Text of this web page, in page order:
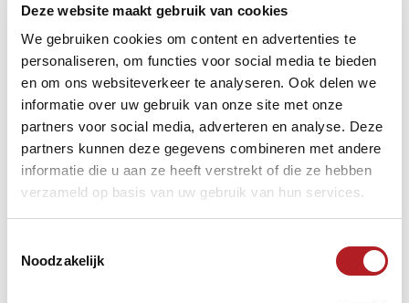
Deze website maakt gebruik van cookies
We gebruiken cookies om content en advertenties te
personaliseren, om functies voor social media te bieden
en om ons websiteverkeer te analyseren. Ook delen we
informatie over uw gebruik van onze site met onze
partners voor social media, adverteren en analyse. Deze
partners kunnen deze gegevens combineren met andere
informatie die u aan ze heeft verstrekt of die ze hebben
verzameld op basis van uw gebruik van hun services.
Noodzakelijk
Ziggo Sport & ZS Select 10.00 – 18.00u
Donderdag 21 januari
Ziggo Sport & ZS Select 10.00 – 15.45u (het laatste deel
komt vrijdagochtend in delay op Ziggo Sport & ZS Select)
Vrijdag 22 januari
Ziggo Sport Extra 10.00 – 18.00u
Ziggo Sport & ZS Select 10.00 – 14.00u